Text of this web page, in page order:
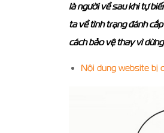
là người về sau khi tự
ta về tình trạng đánh
cách bảo vệ thay vì dừng
Nội dung website bị